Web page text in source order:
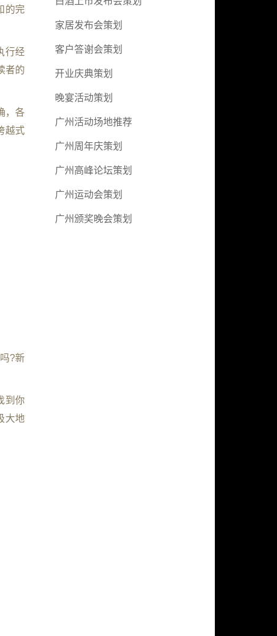
的完
行经
者的
，各
越式
?新
到你
大地
家居发布会策划
客户答谢会策划
开业庆典策划
晚宴活动策划
广州活动场地推荐
广州周年庆策划
广州高峰论坛策划
广州运动会策划
广州颁奖晚会策划